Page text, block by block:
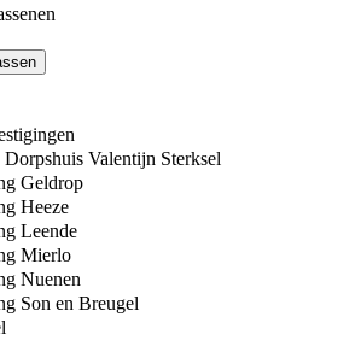
Valentijn Sterksel
Geldrop
Heeze
Leende
Mierlo
Nuenen
Son en Breugel